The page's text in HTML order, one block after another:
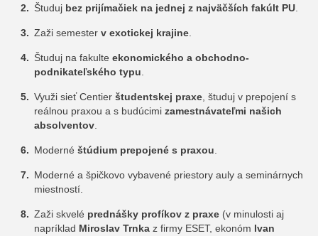
Študuj bez prijímačiek na jednej z najväčších fakúlt PU
Zaži semester v exotickej krajine
Študuj na fakulte ekonomického a obchodno-
podnikateľského typu
Využi sieť Centier študentskej praxe , študuj v prepojení s
reálnou praxou a s budúcimi zamestnávateľmi našich
absolventov
Moderné štúdium prepojené s praxou
Moderné a špičkovo vybavené priestory auly a seminárnych
miestností.
Zaži skvelé prednášky profíkov z praxe (v minulosti aj
napríklad Miroslav Trnka z firmy ESET, ekonóm Ivan